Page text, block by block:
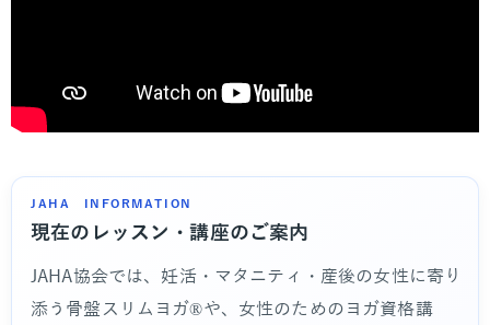
JAHA INFORMATION
現在のレッスン・講座のご案内
JAHA協会では、妊活・マタニティ・産後の女性に寄り
添う骨盤スリムヨガ®や、女性のためのヨガ資格講